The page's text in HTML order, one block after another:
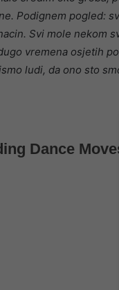
Podignem pogled:
Svi mole nekom
vremena osjetih
ludi, da ono sto